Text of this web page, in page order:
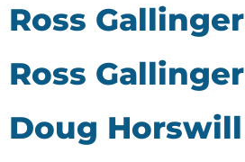
Ross Gallinger
Ross Gallinger
Doug Horswill